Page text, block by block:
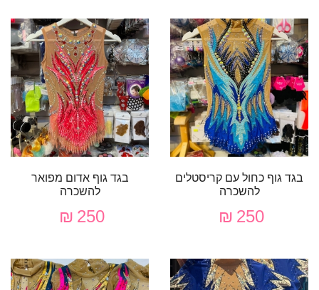
בגד גוף כחול עם קריסטלים
להשכרה
250 ₪
בגד גוף אדום מפואר
להשכרה
250 ₪